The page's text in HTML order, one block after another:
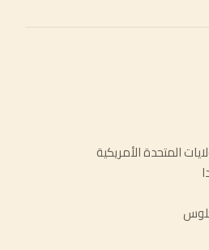
المتحدة الأمريكية